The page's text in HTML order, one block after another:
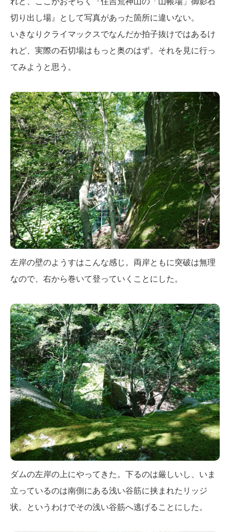
切り出し場』として写真があった箇所に違いない。
いきなりクライマックスでなんだか拍子抜けではあるけ
れど、実際の石切場はもっと奥のはず。それを見に行っ
てみようと思う。
左岸の壁のようすはこんな感じ。両岸ともに突破は無理
なので、右から巻いて登っていくことにした。
ダムの左岸の上にやってきた。下るのは厳しいし、いま
立っているのは南側にある浅い谷筋に挟まれたリッジ
状。というわけでその浅い谷筋へ逃げることにした。